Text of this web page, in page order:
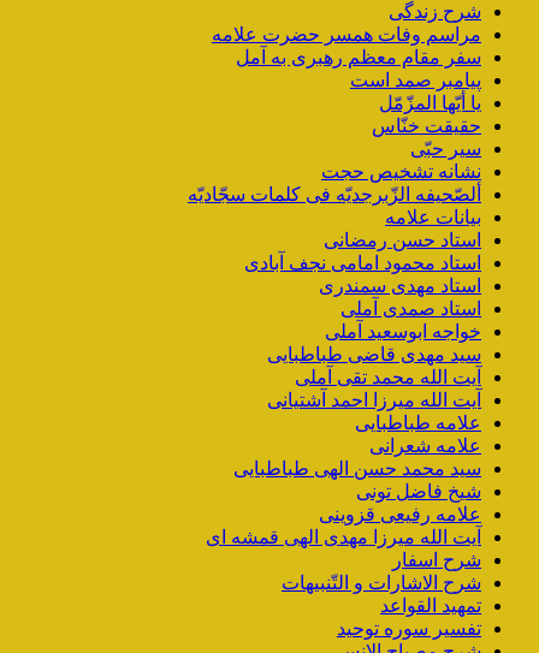
شرح زندگی
مراسم وفات همسر حضرت علامه
سفر مقام معظم رهبری به آمل
پیامبر صمد است
یا أیّها المزّمّل
حقیقت خنّاس
سیر حبّی
نشانه تشخیص حجت
ألصّحیفه الزّبرجدیّه فی کلمات سجّادیّه
بیانات علامه
استاد حسن رمضانی
استاد محمود امامی نجف آبادی
استاد مهدی سمندری
استاد صمدی آملی
خواجه ابوسعید آملی
سید مهدی قاضی طباطبایی
آیت الله محمد تقی آملی
آیت الله میرزا احمد آشتیانی
علامه طباطبایی
علامه شعرانی
سید محمد حسن الهی طباطبایی
شیخ فاضل تونی
علامه رفیعی قزوینی
آیت الله میرزا مهدی الهی قمشه ای
شرح اسفار
شرح الاشارات و التّنبیهات
تمهید القواعد
تفسیر سوره توحید